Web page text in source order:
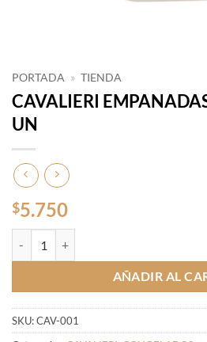
PORTADA » TIENDA
CAVALIERI
UN
$5.750
AÑADIR AL
SKU:CAV-001